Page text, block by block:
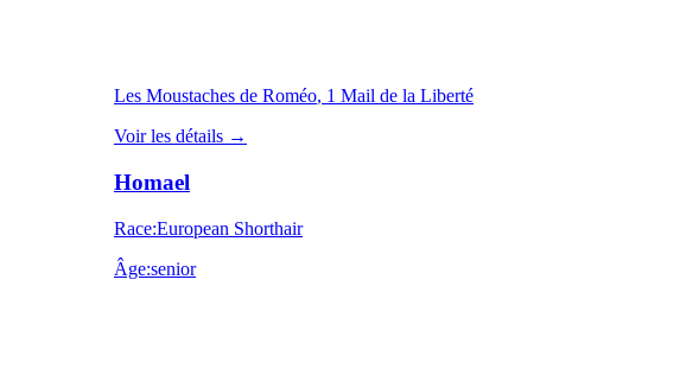
Les Moustaches de Roméo, 1 Mail de la Liberté
Voir les détails →
Homael
Race:European Shorthair
Âge:senior